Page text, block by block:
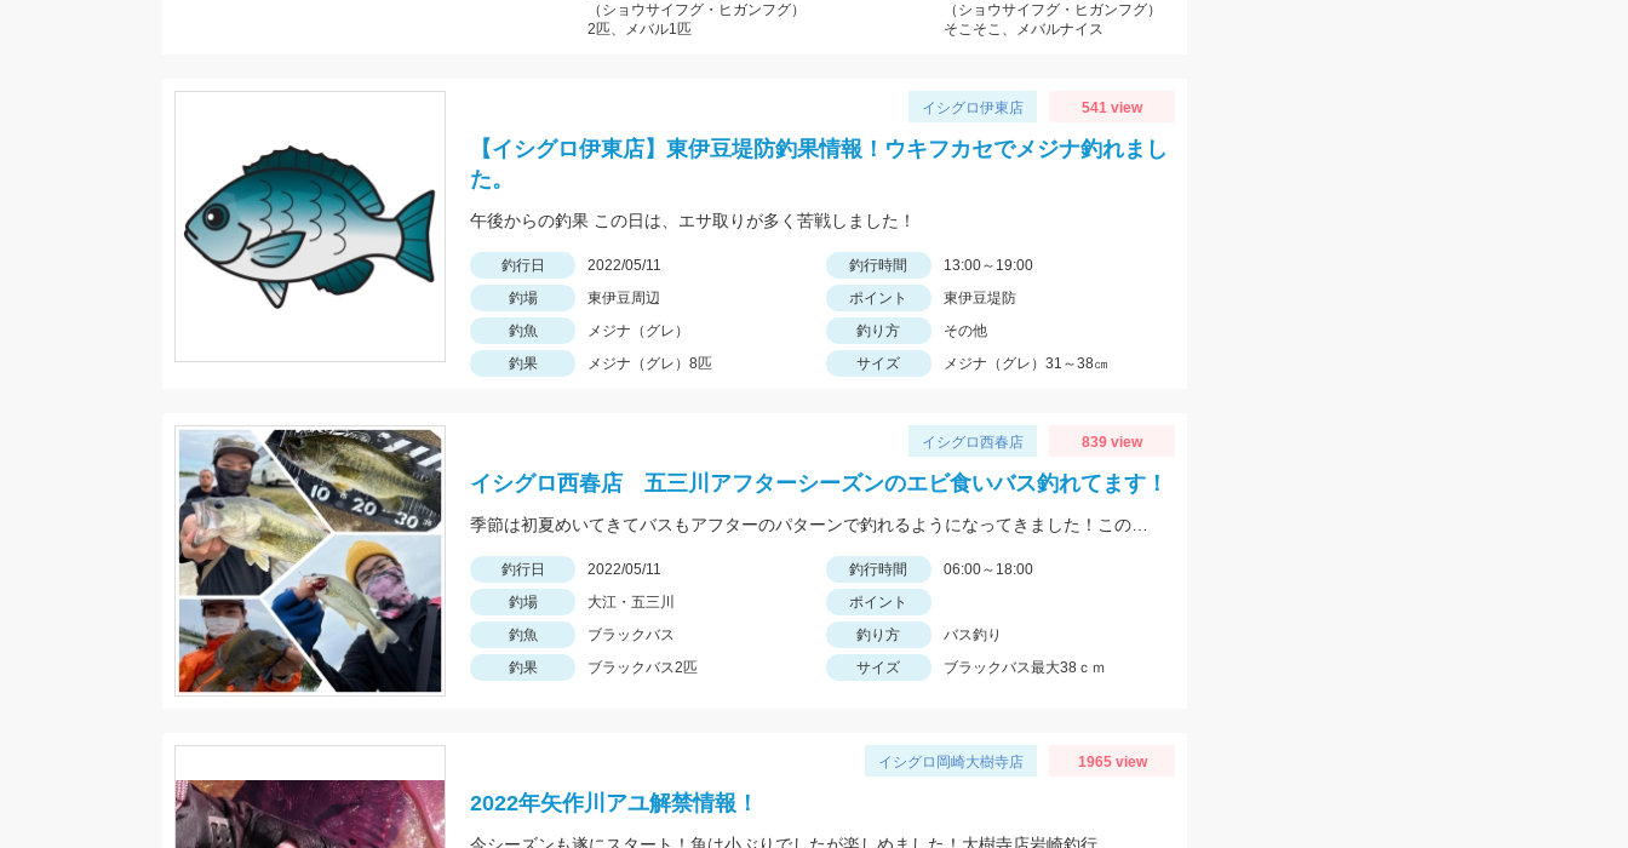
（ショウサイフグ・ヒガンフグ）
2匹、メバル1匹
（ショウサイフグ・ヒガンフグ）
そこそこ、メバルナイス
イシグロ伊東店 541 view
【イシグロ伊東店】東伊豆堤防釣果情報！ウキフカセでメジナ釣れまし
た。
午後からの釣果 この日は、エサ取りが多く苦戦しました！
釣行日 2022/05/11 釣行時間
13:00～19:00
釣場
東伊豆周辺 ポイント
東伊豆堤防
釣魚
メジナ（グレ） 釣り方
その他
釣果
メジナ（グレ）8匹 サイズ メジナ（グレ）31～38㎝
イシグロ西春店 839 view
イシグロ西春店 五三川アフターシーズンのエビ食いバス釣れてます！
釣行日 2022/05/11 釣行時間
06:00～18:00
釣場
大江・五三川
ポイント
釣魚
ブラックバス 釣り方
バス釣り
釣果
ブラックバス2匹 サイズ ブラックバス最大38ｃｍ
イシグロ岡崎大樹寺店 1965 view
2022年矢作川アユ解禁情報！